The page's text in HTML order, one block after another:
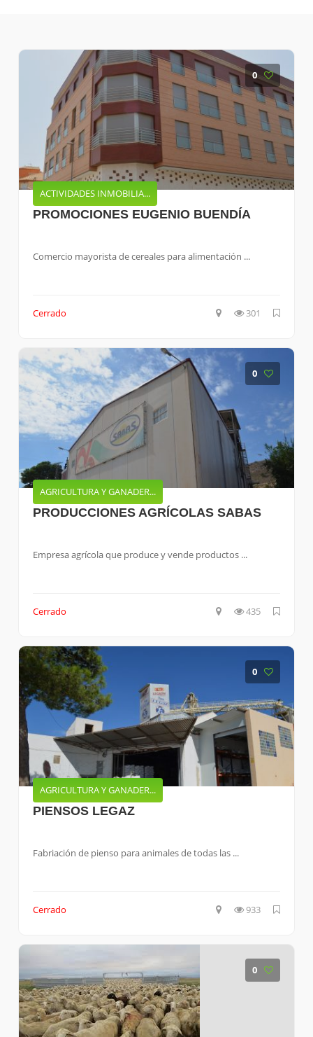
0
ACTIVIDADES INMOBILIA...
PROMOCIONES EUGENIO BUENDÍA
Comercio mayorista de cereales para alimentación ...
Cerrado 301
0
AGRICULTURA Y GANADER...
PRODUCCIONES AGRÍCOLAS SABAS
Empresa agrícola que produce y vende productos ...
Cerrado 435
0
AGRICULTURA Y GANADER...
PIENSOS LEGAZ
Fabriación de pienso para animales de todas las ...
Cerrado 933
0